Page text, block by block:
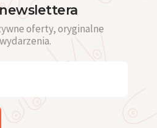
oferty, oryginalne